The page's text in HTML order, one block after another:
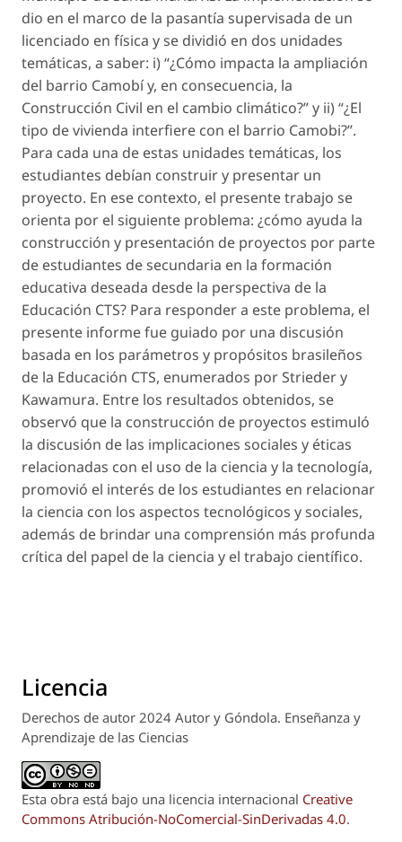
dio en el marco de la pasantía supervisada de un
licenciado en física y se dividió en dos unidades
temáticas, a saber: i) “¿Cómo impacta la ampliación
del barrio Camobí y, en consecuencia, la
Construcción Civil en el cambio climático?” y ii) “¿El
tipo de vivienda interfiere con el barrio Camobi?”.
Para cada una de estas unidades temáticas, los
estudiantes debían construir y presentar un
proyecto. En ese contexto, el presente trabajo se
orienta por el siguiente problema: ¿cómo ayuda la
construcción y presentación de proyectos por parte
de estudiantes de secundaria en la formación
educativa deseada desde la perspectiva de la
Educación CTS? Para responder a este problema, el
presente informe fue guiado por una discusión
basada en los parámetros y propósitos brasileños
de la Educación CTS, enumerados por Strieder y
Kawamura. Entre los resultados obtenidos, se
observó que la construcción de proyectos estimuló
la discusión de las implicaciones sociales y éticas
relacionadas con el uso de la ciencia y la tecnología,
promovió el interés de los estudiantes en relacionar
la ciencia con los aspectos tecnológicos y sociales,
además de brindar una comprensión más profunda
crítica del papel de la ciencia y el trabajo científico.
Licencia
Derechos de autor 2024 Autor y Góndola. Enseñanza y
Aprendizaje de las Ciencias
Esta obra está bajo una licencia internacional Creative
Commons Atribución-NoComercial-SinDerivadas 4.0.